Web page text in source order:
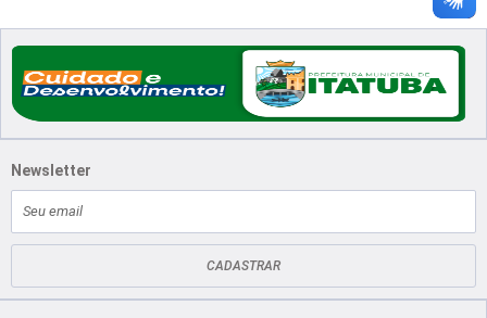
Newsletter
mail
CADASTRAR